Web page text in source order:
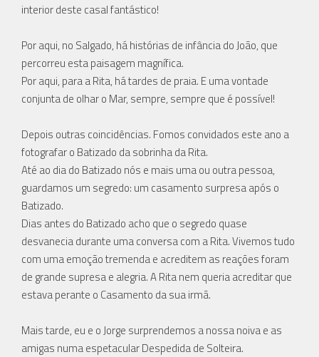
interior deste casal fantástico!
Por aqui, no Salgado, há histórias de infância do João, que
percorreu esta paisagem magnífica.
Por aqui, para a Rita, há tardes de praia. E uma vontade
conjunta de olhar o Mar, sempre, sempre que é possível!
Depois outras coincidências. Fomos convidados este ano a
fotografar o Batizado da sobrinha da Rita.
Até ao dia do Batizado nós e mais uma ou outra pessoa,
guardamos um segredo: um casamento surpresa após o
Batizado.
Dias antes do Batizado acho que o segredo quase
desvanecia durante uma conversa com a Rita. Vivemos tudo
com uma emoção tremenda e acreditem as reações foram
de grande supresa e alegria. A Rita nem queria acreditar que
estava perante o Casamento da sua irmã.
Mais tarde, eu e o Jorge surprendemos a nossa noiva e as
amigas numa espetacular Despedida de Solteira.